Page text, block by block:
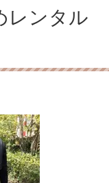
レンタル